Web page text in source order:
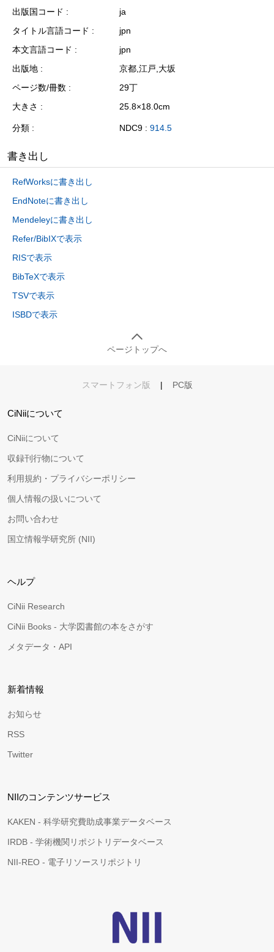
出版国コード
ja
タイトル言語コード
jpn
本文言語コード
jpn
出版地
京都,江戸,大坂
ページ数/冊数
29丁
大きさ
25.8×18.0cm
分類 NDC9 : 914.5
書き出し
RefWorksに書き出し
EndNoteに書き出し
Mendeleyに書き出し
Refer/BibIXで表示
RISで表示
BibTeXで表示
TSVで表示
ISBDで表示
ページトップへ
スマートフォン版 | PC版
CiNiiについて
CiNiiについて
収録刊行物について
利用規約・プライバシーポリシー
個人情報の扱いについて
お問い合わせ
国立情報学研究所 (NII)
ヘルプ
CiNii Research
CiNii Books - 大学図書館の本をさがす
メタデータ・API
新着情報
お知らせ
RSS
Twitter
NIIのコンテンツサービス
KAKEN - 科学研究費助成事業データベース
IRDB - 学術機関リポジトリデータベース
NII-REO - 電子リソースリポジトリ